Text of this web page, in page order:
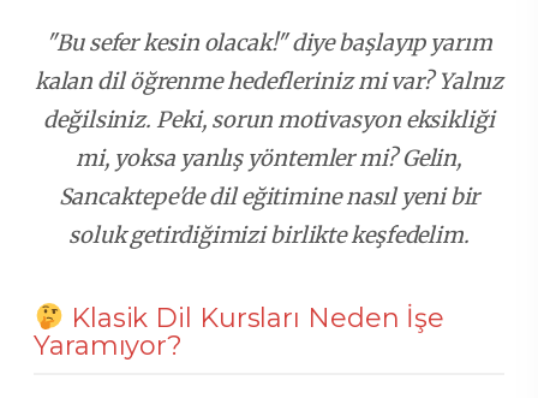
"Bu sefer kesin olacak!" diye başlayıp yarım
kalan dil öğrenme hedefleriniz mi var? Yalnız
değilsiniz. Peki, sorun motivasyon eksikliği
mi, yoksa yanlış yöntemler mi? Gelin,
Sancaktepe'de dil eğitimine nasıl yeni bir
soluk getirdiğimizi birlikte keşfedelim.
Klasik Dil Kursları Neden İşe
Yaramıyor?